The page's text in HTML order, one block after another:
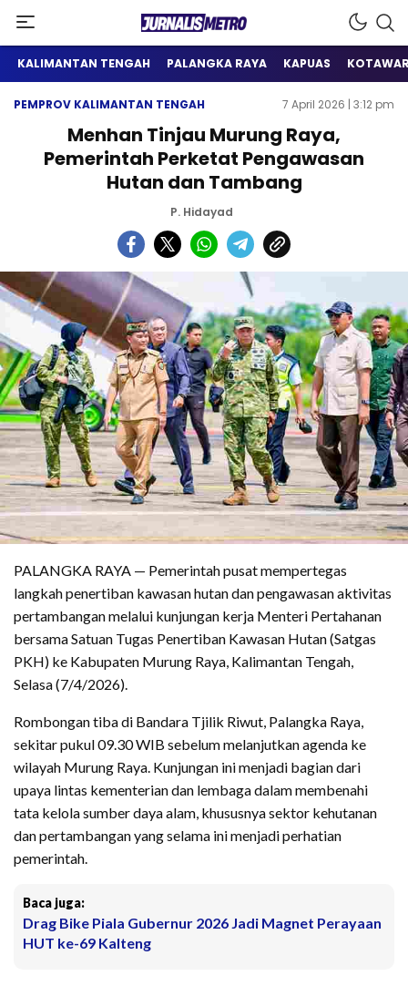
Jurnalis Metro
Satu Wadah Informasi
KALIMANTAN TENGAH PALANGKA RAYA KAPUAS
PEMPROV KALIMANTAN TENGAH 7 April 2026 | 3:12 pm
Menhan Tinjau Murung Raya,
Pemerintah Perketat Pengawasan
Hutan dan Tambang
P. Hidayad
PALANGKA RAYA — Pemerintah pusat mempertegas
langkah penertiban kawasan hutan dan pengawasan aktivitas
pertambangan melalui kunjungan kerja Menteri Pertahanan
bersama Satuan Tugas Penertiban Kawasan Hutan (Satgas
PKH) ke Kabupaten Murung Raya, Kalimantan Tengah,
Selasa (7/4/2026).
Rombongan tiba di Bandara Tjilik Riwut, Palangka Raya,
sekitar pukul 09.30 WIB sebelum melanjutkan agenda ke
wilayah Murung Raya. Kunjungan ini menjadi bagian dari
upaya lintas kementerian dan lembaga dalam membenahi
tata kelola sumber daya alam, khususnya sektor kehutanan
dan pertambangan yang selama ini menjadi perhatian
pemerintah.
Baca juga:
Drag Bike Piala Gubernur 2026 Jadi Magnet Perayaan
HUT ke-69 Kalteng